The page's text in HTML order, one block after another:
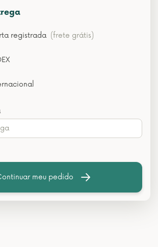
registrada (frete grátis)
meu pedido